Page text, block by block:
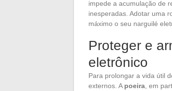
impede a acumulação de
inesperadas. Adotar uma
máximo o seu narguilé
Proteger e
eletrônico
Para prolongar a vida útil
externos. A poeira , em